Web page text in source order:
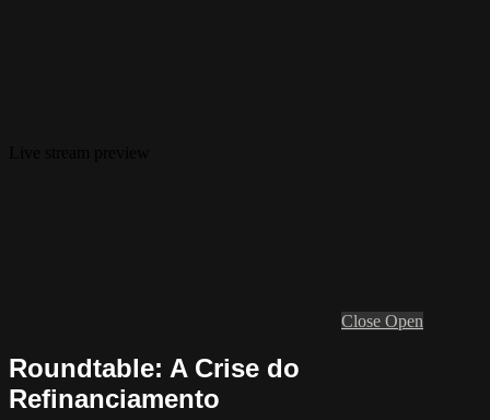
Close Open
Roundtable: A Crise do
Refinanciamento